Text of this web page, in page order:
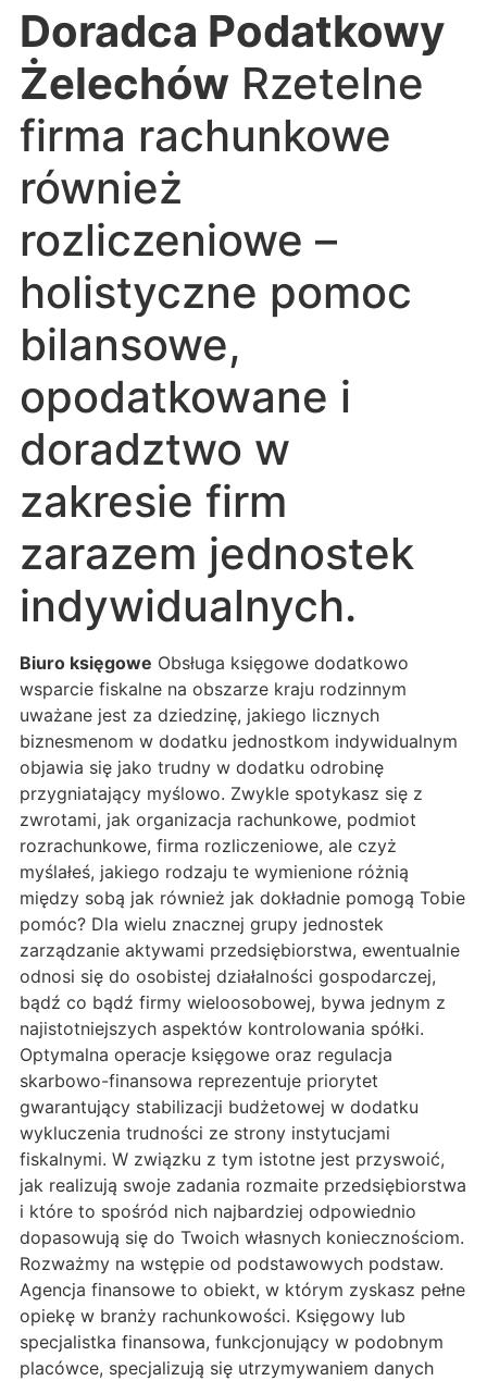
Doradca Podatkowy
Żelechów Rzetelne
firma rachunkowe
również
rozliczeniowe –
holistyczne pomoc
bilansowe,
opodatkowane i
doradztwo w
zakresie firm
zarazem jednostek
indywidualnych.
Biuro księgowe Obsługa księgowe dodatkowo
wsparcie fiskalne na obszarze kraju rodzinnym
uważane jest za dziedzinę, jakiego licznych
biznesmenom w dodatku jednostkom indywidualnym
objawia się jako trudny w dodatku odrobinę
przygniatający myślowo. Zwykle spotykasz się z
zwrotami, jak organizacja rachunkowe, podmiot
rozrachunkowe, firma rozliczeniowe, ale czyż
myślałeś, jakiego rodzaju te wymienione różnią
między sobą jak również jak dokładnie pomogą Tobie
pomóc? Dla wielu znacznej grupy jednostek
zarządzanie aktywami przedsiębiorstwa, ewentualnie
odnosi się do osobistej działalności gospodarczej,
bądź co bądź firmy wieloosobowej, bywa jednym z
najistotniejszych aspektów kontrolowania spółki.
Optymalna operacje księgowe oraz regulacja
skarbowo-finansowa reprezentuje priorytet
gwarantujący stabilizacji budżetowej w dodatku
wykluczenia trudności ze strony instytucjami
fiskalnymi. W związku z tym istotne jest przyswoić,
jak realizują swoje zadania rozmaite przedsiębiorstwa
i które to spośród nich najbardziej odpowiednio
dopasowują się do Twoich własnych koniecznościom.
Rozważmy na wstępie od podstawowych podstaw.
Agencja finansowe to obiekt, w którym zyskasz pełne
opiekę w branży rachunkowości. Księgowy lub
specjalistka finansowa, funkcjonujący w podobnym
placówce, specjalizują się utrzymywaniem danych